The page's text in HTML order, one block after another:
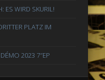
ES WIRD SKURIL!
PLATZ IM
2023 7″EP